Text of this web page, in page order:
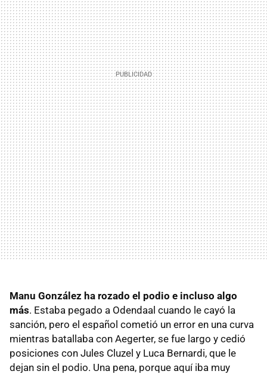
Manu González ha rozado el podio e incluso algo
más. Estaba pegado a Odendaal cuando le cayó la
sanción, pero el español cometió un error en una curva
mientras batallaba con Aegerter, se fue largo y cedió
posiciones con Jules Cluzel y Luca Bernardi, que le
dejan sin el podio. Una pena, porque aquí iba muy